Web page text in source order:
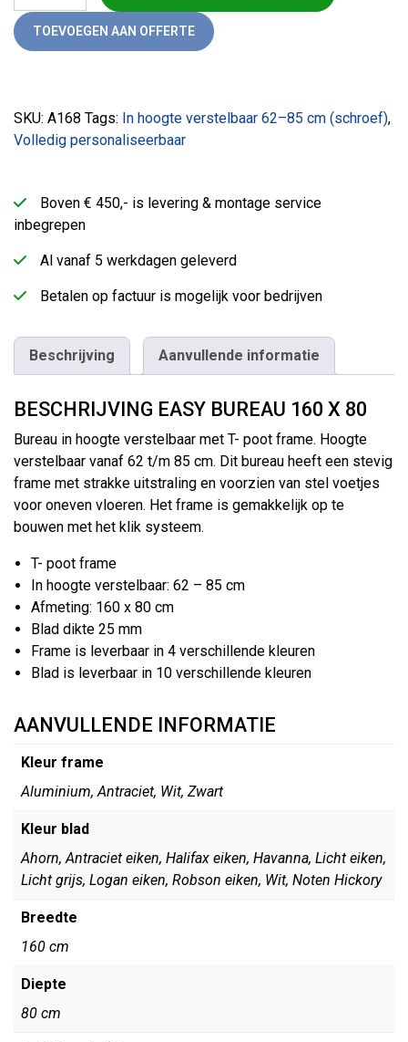
TOEVOEGEN AAN OFFERTE
SKU: A168 Tags: In hoogte verstelbaar 62–85 cm (schroef),
Volledig personaliseerbaar
Boven € 450,- is levering & montage service
inbegrepen
Al vanaf 5 werkdagen geleverd
Betalen op factuur is mogelijk voor bedrijven
Beschrijving Aanvullende informatie
BESCHRIJVING EASY BUREAU 160 X 80
Bureau in hoogte verstelbaar met T- poot frame. Hoogte
verstelbaar vanaf 62 t/m 85 cm. Dit bureau heeft een stevig
frame met strakke uitstraling en voorzien van stel voetjes
voor oneven vloeren. Het frame is gemakkelijk op te
bouwen met het klik systeem.
T- poot frame
In hoogte verstelbaar: 62 – 85 cm
Afmeting: 160 x 80 cm
Blad dikte 25 mm
Frame is leverbaar in 4 verschillende kleuren
Blad is leverbaar in 10 verschillende kleuren
AANVULLENDE INFORMATIE
Kleur frame
Aluminium, Antraciet, Wit, Zwart
Kleur blad
Ahorn, Antraciet eiken, Halifax eiken, Havanna, Licht eiken,
Licht grijs, Logan eiken, Robson eiken, Wit, Noten Hickory
Breedte
160 cm
Diepte
80 cm